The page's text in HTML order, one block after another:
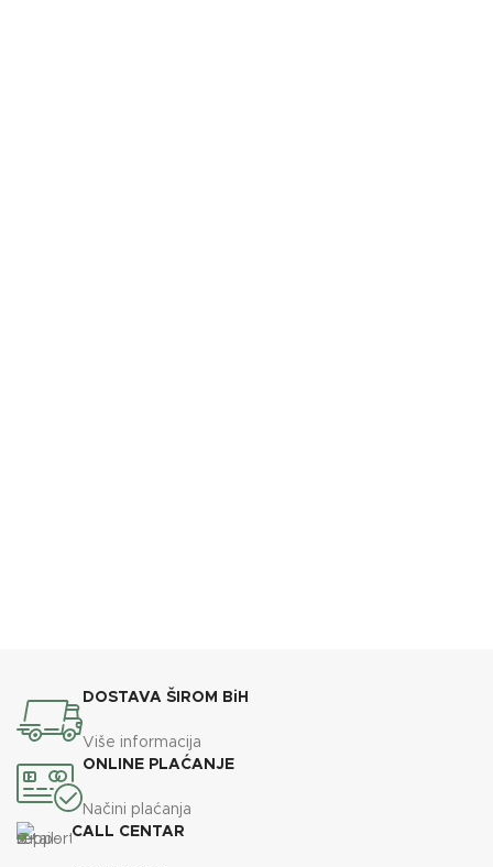
DOSTAVA ŠIROM BiH
Više informacija
ONLINE PLAĆANJE
Načini plaćanja
CALL CENTAR